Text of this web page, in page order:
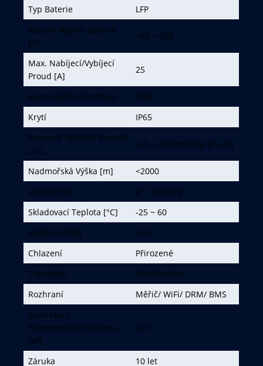
Typ Baterie
LFP
Rozsah Napětí Baterie
[V]
180 ~ 600
Max. Nabíjecí/Vybíjecí
Proud [A]
25
Komunikační Rozhraní
CAN
Krytí
IP65
Provozní Teplotní Rozsah
[°C]
-25 ~ 60 (derating at >45)
Nadmořská Výška [m]
<2000
Vlhkost [%]
0 ~ 100 (RH)
Skladovací Teplota [°C]
-25 ~ 60
Hlučnost [dB]
<30
Chlazení
Přirozené
Topologie
Neizolováno
Rozhraní
Měřič/ WiFi/ DRM/ BMS
Spotřeba v
Pohotovostním Režimu
[W]
<25
Záruka 10 let